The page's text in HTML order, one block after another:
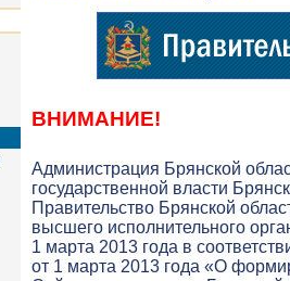
ВНИМАНИЕ!
Администрация Брянской
государственной власти
Правительство Брянской
высшего исполнительного
1 марта 2013 года в
от 1 марта 2013 года «О